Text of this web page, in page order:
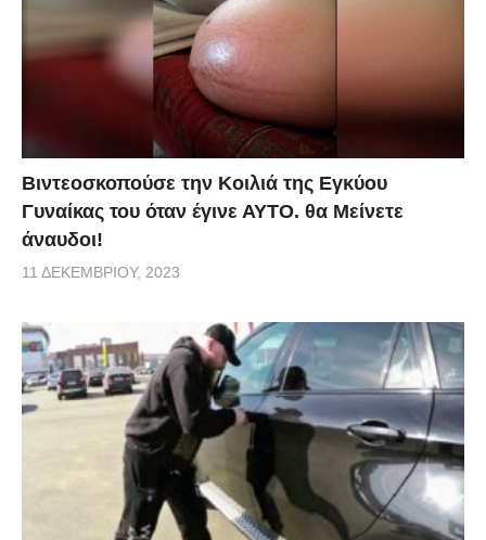
Βιντεοσκοπούσε την Κοιλιά της Εγκύου
Γυναίκας του όταν έγινε ΑΥΤΟ. θα Μείνετε
άναυδοι!
11 ΔΕΚΕΜΒΡΊΟΥ, 2023